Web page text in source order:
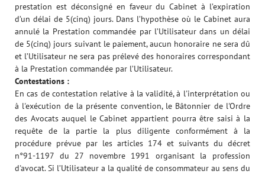
prestation est déconsigné en faveur du Cabinet à l’expiration
d’un délai de 5(cinq) jours. Dans l’hypothèse où le Cabinet aura
annulé la Prestation commandée par l’Utilisateur dans un délai
de 5(cinq) jours suivant le paiement, aucun honoraire ne sera dû
et l’Utilisateur ne sera pas prélevé des honoraires correspondant
à la Prestation commandée par l’Utilisateur.
Contestations :
En cas de contestation relative à la validité, à l'interprétation ou
à l'exécution de la présente convention, le Bâtonnier de l'Ordre
des Avocats auquel le Cabinet appartient pourra être saisi à la
requête de la partie la plus diligente conformément à la
procédure prévue par les articles 174 et suivants du décret
n°91-1197 du 27 novembre 1991 organisant la profession
d'avocat. Si l’Utilisateur a la qualité de consommateur au sens du